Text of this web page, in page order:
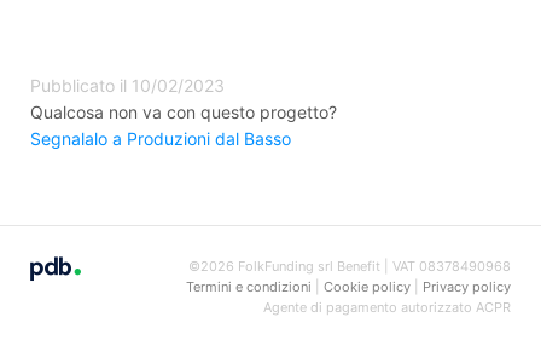
Pubblicato il 10/02/2023
Qualcosa non va con questo progetto?
Segnalalo a Produzioni dal Basso
©2026 FolkFunding srl Benefit | VAT 08378490968
Termini e condizioni
Cookie policy| Privacy policy
Agente di pagamento autorizzato ACPR